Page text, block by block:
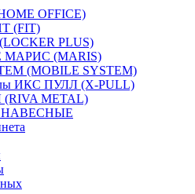
OFFICE)
(FIT)
PLUS)
(MARIS)
(MOBILE SYSTEM)
ИКС ПУЛЛ (X-PULL)
METAL)